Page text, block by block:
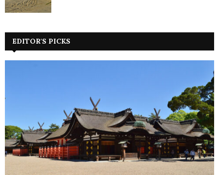
EDITOR'S PICKS